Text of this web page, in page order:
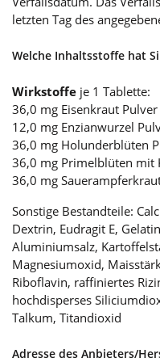
letzten Tag des
Welche Inhaltsstoffe hat
Wirkstoffe je 1 Tablette:
36,0 mg Eisenkraut Pulver
12,0 mg Enzianwurzel
36,0 mg Holunderblüten
36,0 mg Primelblüten mit
36,0 mg
Sonstige Bestandteile:
Dextrin, Eudragit E,
Aluminiumsalz,
Magnesiumoxid,
Riboflavin, raffiniertes
hochdisperses
Talkum, Titandioxid
Adresse des Anbieters/